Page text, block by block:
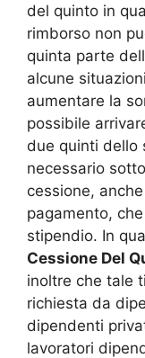
del quinto in
rimborso non
quinta parte
alcune
aumentare la
possibile
due quinti dello
necessario
cessione,
pagamento,
stipendio. In
Cessione Del
inoltre che tale
richiesta da
dipendenti
lavoratori